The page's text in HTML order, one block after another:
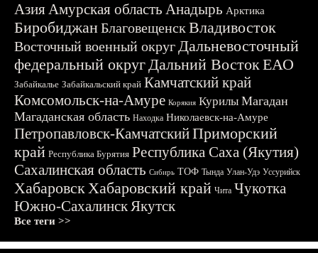
АзияАмурская область Анадырь Арктика
БиробиджанБлаговещенскВладивосток
Восточный военный округДальневосточный
федеральный округДальний ВостокЕАО
Забайкалье Забайкальский край Камчатский край
Комсомольск-на-Амуре Корякия Курилы Магадан
Магаданская область Находка Николаевск-на-Амуре
Петропавловск-КамчатскийПриморский
край Республика Бурятия Республика Саха (Якутия)
Сахалинская область Сибирь ТОФ Тында Улан-Удэ Уссурийск
ХабаровскХабаровский край Чита Чукотка
Южно-СахалинскЯкутск
Все теги >>